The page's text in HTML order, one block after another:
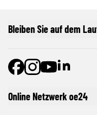
Online Netzwerk oe24
Bleiben Sie auf dem